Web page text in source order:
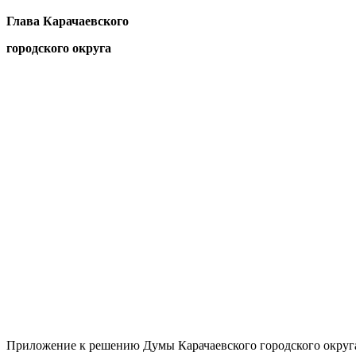
Глава Карачаевского
городского округа Р.Б.
Приложение к решению Думы Карачаевского городского